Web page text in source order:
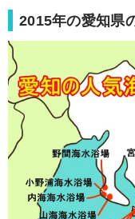
2015年の愛知県